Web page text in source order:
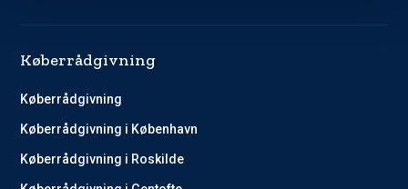
Køberrådgivning
Køberrådgivning
Køberrådgivning i København
Køberrådgivning i Roskilde